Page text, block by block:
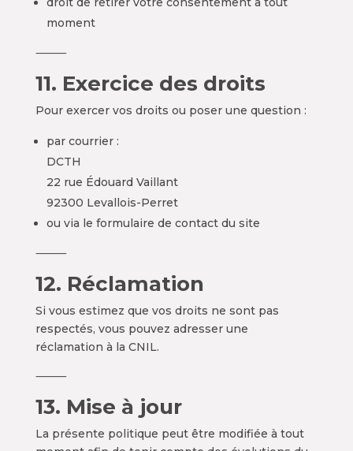
moment
⸻
11. Exercice des droits
Pour exercer vos droits ou poser une question :
par courrier :
DCTH
22 rue Édouard Vaillant
92300 Levallois-Perret
ou via le formulaire de contact du site
⸻
12. Réclamation
Si vous estimez que vos droits ne sont pas
respectés, vous pouvez adresser une
réclamation à la CNIL.
⸻
13. Mise à jour
La présente politique peut être modifiée à tout